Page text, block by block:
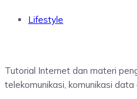
Lifestyle
Tutorial Internet dan materi
telekomunikasi, komunikasi data